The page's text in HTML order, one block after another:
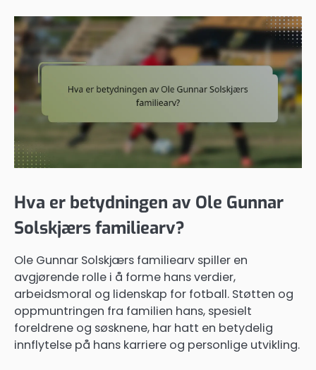
Hva er betydningen av Ole Gunnar
Solskjærs familiearv?
Ole Gunnar Solskjærs familiearv spiller en
avgjørende rolle i å forme hans verdier,
arbeidsmoral og lidenskap for fotball. Støtten og
oppmuntringen fra familien hans, spesielt
foreldrene og søsknene, har hatt en betydelig
innflytelse på hans karriere og personlige utvikling.